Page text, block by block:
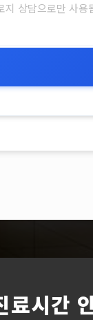
지 상담으로만 사용
료시간